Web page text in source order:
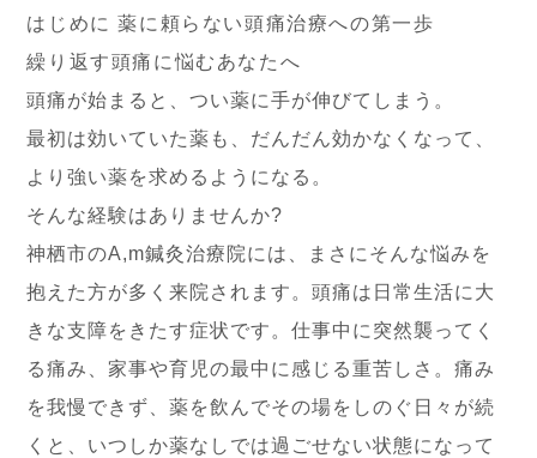
はじめに 薬に頼らない頭痛治療への第一歩
繰り返す頭痛に悩むあなたへ
頭痛が始まると、つい薬に手が伸びてしまう。
最初は効いていた薬も、だんだん効かなくなって、
より強い薬を求めるようになる。
そんな経験はありませんか?
神栖市のA,m鍼灸治療院には、まさにそんな悩みを
抱えた方が多く来院されます。頭痛は日常生活に大
きな支障をきたす症状です。仕事中に突然襲ってく
る痛み、家事や育児の最中に感じる重苦しさ。痛み
を我慢できず、薬を飲んでその場をしのぐ日々が続
くと、いつしか薬なしでは過ごせない状態になって